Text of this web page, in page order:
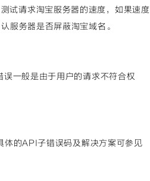
测试请求淘宝服务器的速度，如果速度
服务器是否屏蔽淘宝域名。
一般是由于用户的请求不符合权
的API子错误码及解决方案可参见